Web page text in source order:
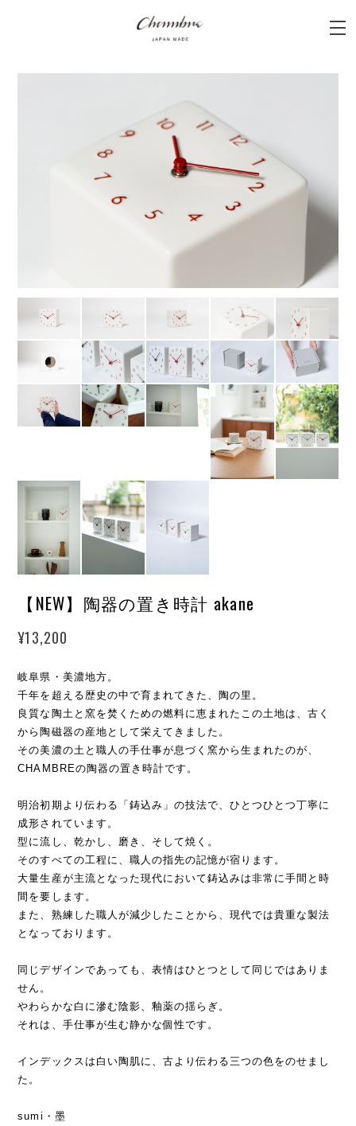
【NEW】陶器の置き時計 akane
¥13,200
岐阜県・美濃地方。
千年を超える歴史の中で育まれてきた、陶の里。
良質な陶土と窯を焚くための燃料に恵まれたこの土地は、古く
から陶磁器の産地として栄えてきました。
その美濃の土と職人の手仕事が息づく窯から生まれたのが、
CHAMBREの陶器の置き時計です。
明治初期より伝わる「鋳込み」の技法で、ひとつひとつ丁寧に
成形されています。
型に流し、乾かし、磨き、そして焼く。
そのすべての工程に、職人の指先の記憶が宿ります。
大量生産が主流となった現代において鋳込みは非常に手間と時
間を要します。
また、熟練した職人が減少したことから、現代では貴重な製法
となっております。
同じデザインであっても、表情はひとつとして同じではありま
せん。
やわらかな白に滲む陰影、釉薬の揺らぎ。
それは、手仕事が生む静かな個性です。
インデックスは白い陶肌に、古より伝わる三つの色をのせまし
た。
sumi・墨